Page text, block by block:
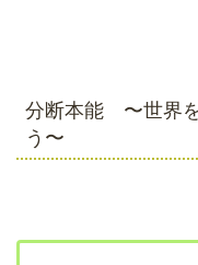
分断本能 〜世界
う〜